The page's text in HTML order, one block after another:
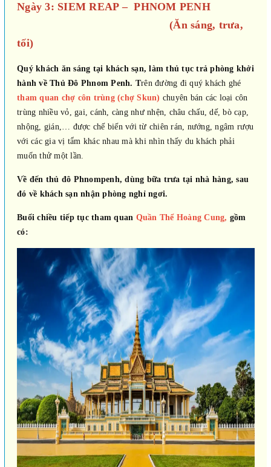
Ngày 3: SIEM REAP – PHNOM PENH
(Ăn sáng, trưa,
tối)
Quý khách ăn sáng tại khách sạn, làm thủ tục trả phòng khởi
hành về Thủ Đô Phnom Penh. Trên đường đi quý khách ghé
tham quan chợ côn trùng (chợ Skun) chuyên bán các loại côn
trùng nhiều vỏ, gai, cánh, càng như nhện, châu chấu, dế, bò cạp,
nhộng, gián,… được chế biến với từ chiên rán, nướng, ngâm rượu
với các gia vị tẩm khác nhau mà khi nhìn thấy du khách phải
muốn thử một lần.
Về đến thủ đô Phnompenh, dùng bữa trưa tại nhà hàng, sau
đó về khách sạn nhận phòng nghỉ ngơi.
Buổi chiều tiếp tục tham quan Quần Thể Hoàng Cung, gồm
có: